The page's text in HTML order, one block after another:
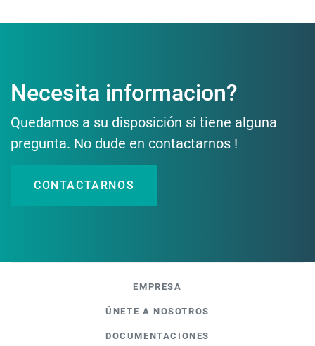
Necesita informacion?
Quedamos a su disposición si tiene alguna
pregunta. No dude en contactarnos !
CONTACTARNOS
EMPRESA
ÚNETE A NOSOTROS
DOCUMENTACIONES